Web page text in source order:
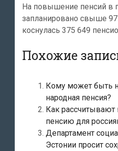
На повышение пенсий в
запланировано свыше
коснулась 375 649
Похожие
Кому может быть
народная пенсия?
Как рассчитывают
пенсию для
Департамент
Эстонии просит